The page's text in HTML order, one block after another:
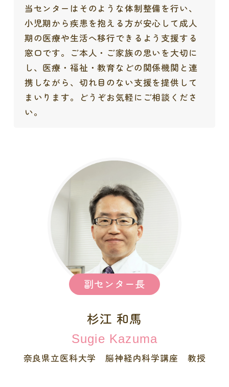
当センターはそのような体制整備を行い、
小児期から疾患を抱える方が安心して成人
期の医療や生活へ移行できるよう支援する
窓口です。ご本人・ご家族の思いを大切に
し、医療・福祉・教育などの関係機関と連
携しながら、切れ目のない支援を提供して
まいります。どうぞお気軽にご相談くださ
い。
副センター長
杉江 和馬
Sugie Kazuma
奈良県立医科大学 脳神経内科学講座 教授